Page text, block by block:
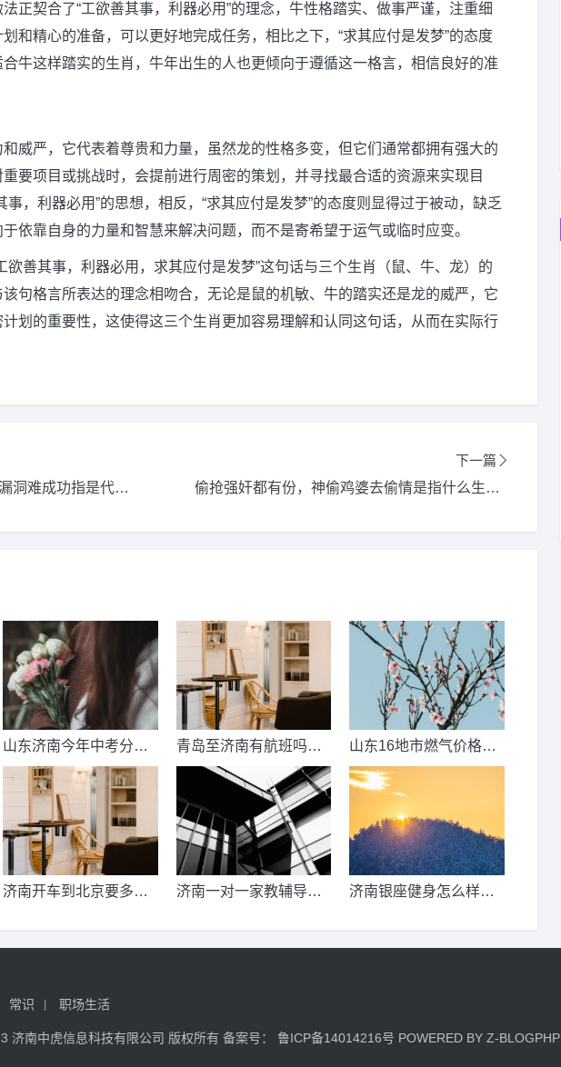
正契合了“工欲善其事，利器必用”的理念，牛性格踏实、做事严谨，注重细
和精心的准备，可以更好地完成任务，相比之下，“求其应付是发梦”的态度
牛这样踏实的生肖，牛年出生的人也更倾向于遵循这一格言，相信良好的准
威严，它代表着尊贵和力量，虽然龙的性格多变，但它们通常都拥有强大的
要项目或挑战时，会提前进行周密的策划，并寻找最合适的资源来实现目
事，利器必用”的思想，相反，“求其应付是发梦”的态度则显得过于被动，缺乏
依靠自身的力量和智慧来解决问题，而不是寄希望于运气或临时应变。
欲善其事，利器必用，求其应付是发梦”这句话与三个生肖（鼠、牛、龙）的
句格言所表达的理念相吻合，无论是鼠的机敏、牛的踏实还是龙的威严，它
划的重要性，这使得这三个生肖更加容易理解和认同这句话，从而在实际行
藏头露尾，专心捉虫，网有漏洞难成功指是代表什么生肖，词语精选释义解释
下一篇
偷抢强奸都有份，神偷鸡婆去偷情是指什么生肖,打一精选词语释义解释落实
山东济南今年中考分数
线出来了吗？济南中考
总分多少？
青岛至济南有航班吗？
青岛到济南的高铁票多
钱？
山东16地市燃气价格明
细？2021山东天然气费
收费标准？
济南开车到北京要多少
油钱？济南到北京多少
济南一对一家教辅导收
济南银座健身怎么样，
啊？济南哪里有练瑜
常识 职场生活
济南中虎信息科技有限公司 版权所有 备案号： 鲁ICP备14014216号 POWERED BY Z-BLOGPHP